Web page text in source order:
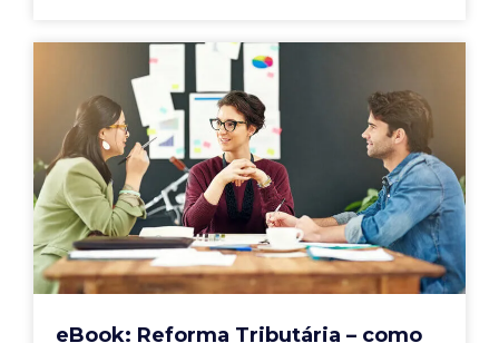
eBook: Reforma Tributária – como